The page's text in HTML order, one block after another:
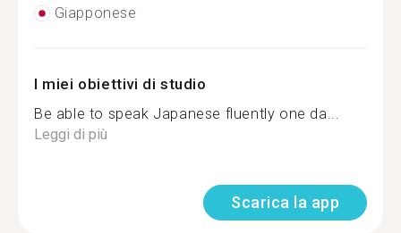
Giapponese
I miei obiettivi di studio
Be able to speak Japanese fluently one da...
Leggi di più
Scarica la app